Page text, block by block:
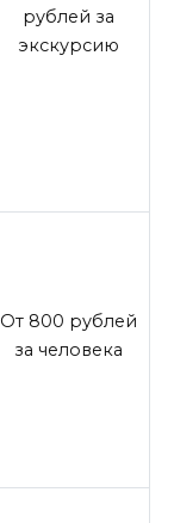
рублей за
экскурсию
От 800 рублей
за человека